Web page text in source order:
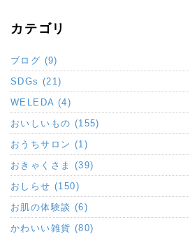
カテゴリ
ブログ (9)
SDGs (21)
WELEDA (4)
おいしいもの (155)
おうちサロン (1)
おきゃくさま (39)
おしらせ (150)
お肌の体験談 (6)
かわいい雑貨 (80)